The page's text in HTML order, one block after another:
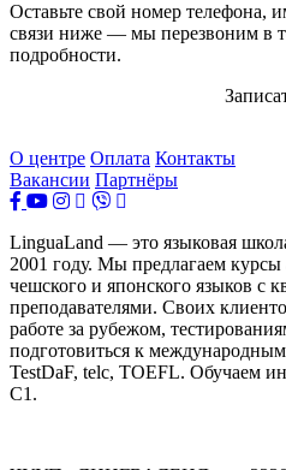
Оставьте свой номер телефона,
связи ниже — мы перезвоним в
подробности.
О центре Оплата Контакты
Вакансии Партнёры
LinguaLand — это языковая
2001 году. Мы предлагаем курсы
чешского и японского языков с
преподавателями. Своих
работе за рубежом,
подготовиться к
TestDaF, telc, TOEFL. Обучаем
С1.